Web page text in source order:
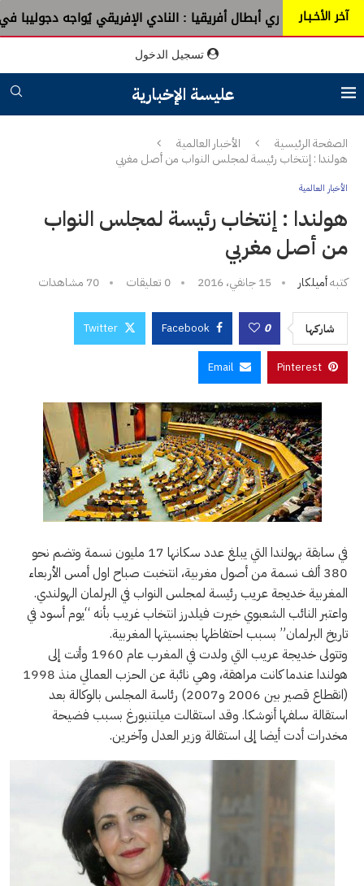
آخر الأخـبـار
قرعة دوري أبطال أفريقيا : النادي الإفريقي يُواجه دجوليبا في
تسجيل الدخول
عليسة الإخبارية
الصفحة الرئيسية
الأخبار العالمية
هولندا : إنتخاب رئيسة لمجلس النواب من أصل مغربي
الأخبار العالمية
هولندا : إنتخاب رئيسة لمجلس النواب
من أصل مغربي
كتبهأميلكار 15 جانفي، 2016 0 تعليقات 70 مشاهدات
شاركها 0
Facebook
Twitter
Pinterest
Email
في سابقة بهولندا التي يبلغ عدد سكانها 17 مليون نسمة وتضم نحو
380 ألف نسمة من أصول مغربية، انتخبت صباح اول أمس الأربعاء
المغربية خديجة عريب رئيسة لمجلس النواب في البرلمان الهولندي.
واعتبر النائب الشعبوي خيرت فيلدرز انتخاب غريب بأنه “يوم أسود في
تاريخ البرلمان” بسبب احتفاظها بجنسيتها المغربية.
وتتولى خديجة عريب التي ولدت في المغرب عام 1960 وأتت إلى
هولندا عندما كانت مراهقة، وهي نائبة عن الحزب العمالي منذ 1998
(انقطاع قصير بين 2006 و2007) رئاسة المجلس بالوكالة بعد
استقالة سلفها أنوشكا. وقد استقالت ميلتنبورغ بسبب فضيحة
مخدرات أدت أيضا إلى استقالة وزير العدل وآخرين.